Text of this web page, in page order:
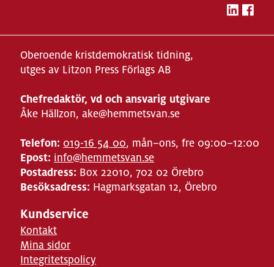
Oberoende kristdemokratisk tidning,
utges av Litzon Press Förlags AB
Chefredaktör, vd och ansvarig utgivare
Åke Hällzon, ake@hemmetsvan.se
Telefon: 019-16 54 00, mån–ons, fre 09:00–12:00
Epost: info@hemmetsvan.se
Postadress: Box 22010, 702 02 Örebro
Besöksadress: Hagmarksgatan 12, Örebro
Kundservice
Kontakt
Mina sidor
Integritetspolicy